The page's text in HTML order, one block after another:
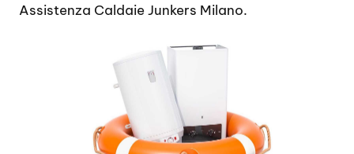
Assistenza Caldaie Junkers Milano.